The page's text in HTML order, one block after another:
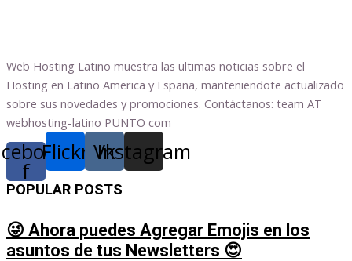
Web Hosting Latino muestra las ultimas noticias sobre el
Hosting en Latino America y España, manteniendote actualizado
sobre sus novedades y promociones. Contáctanos: team AT
webhosting-latino PUNTO com
f
Flickr Vk
Instagram
POPULAR POSTS
😜 Ahora puedes Agregar Emojis en los
asuntos de tus Newsletters 😍